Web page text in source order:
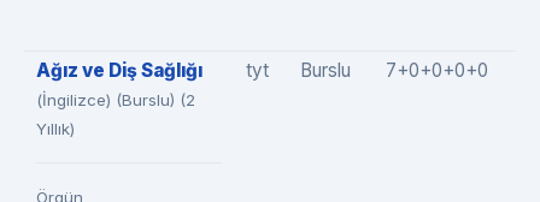
Ağız ve Diş Sağlığı
(İngilizce) (Burslu) (2
Yıllık)
Örgün
tyt Burslu 7+0+0+0+0